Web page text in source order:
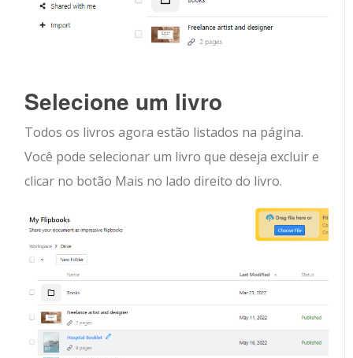
Selecione um livro
Todos os livros agora estão listados na página.
Você pode selecionar um livro que deseja excluir e
clicar no botão Mais no lado direito do livro.